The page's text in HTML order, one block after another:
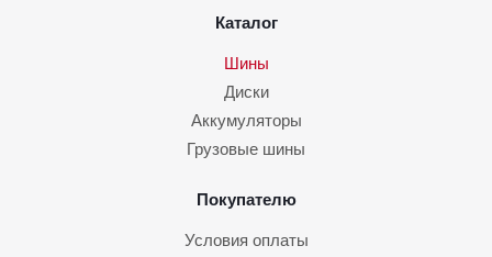
Каталог
Шины
Диски
Аккумуляторы
Грузовые шины
Покупателю
Условия оплаты